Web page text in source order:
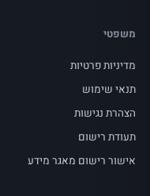
משפטי
מדיניות פרטיות
תנאי שימוש
הצהרת נגישות
תעודת רישום
אישור רישום מאגר מידע